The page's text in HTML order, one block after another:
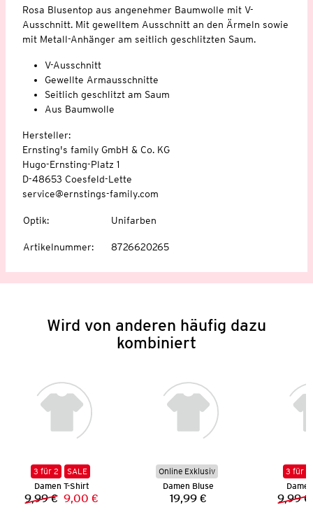
Rosa Blusentop aus angenehmer Baumwolle mit V-
Ausschnitt. Mit gewelltem Ausschnitt an den Ärmeln sowie
mit Metall-Anhänger am seitlich geschlitzten Saum.
V-Ausschnitt
Gewellte Armausschnitte
Seitlich geschlitzt am Saum
Aus Baumwolle
Hersteller:
Ernsting's family GmbH & Co. KG
Hugo-Ernsting-Platz 1
D-48653 Coesfeld-Lette
service@ernstings-family.com
Optik: Unifarben
Artikelnummer: 8726620265
Wird von anderen häufig dazu
kombiniert
3 für 2
SALE
Damen T-Shirt
Vorheriger Preis:
9,99 € Neuer Preis:
9,00 €
Online Exklusiv
Damen Bluse
Preis:
19,99 €
3 für 2
9,99 €